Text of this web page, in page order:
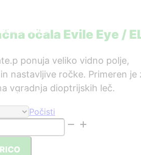
leč
vprašanja
očala Evile Eye /
ponuja veliko vidno polje,
nastavljive ročke. Primeren je
vgradnja dioptrijskih leč.
Počisti